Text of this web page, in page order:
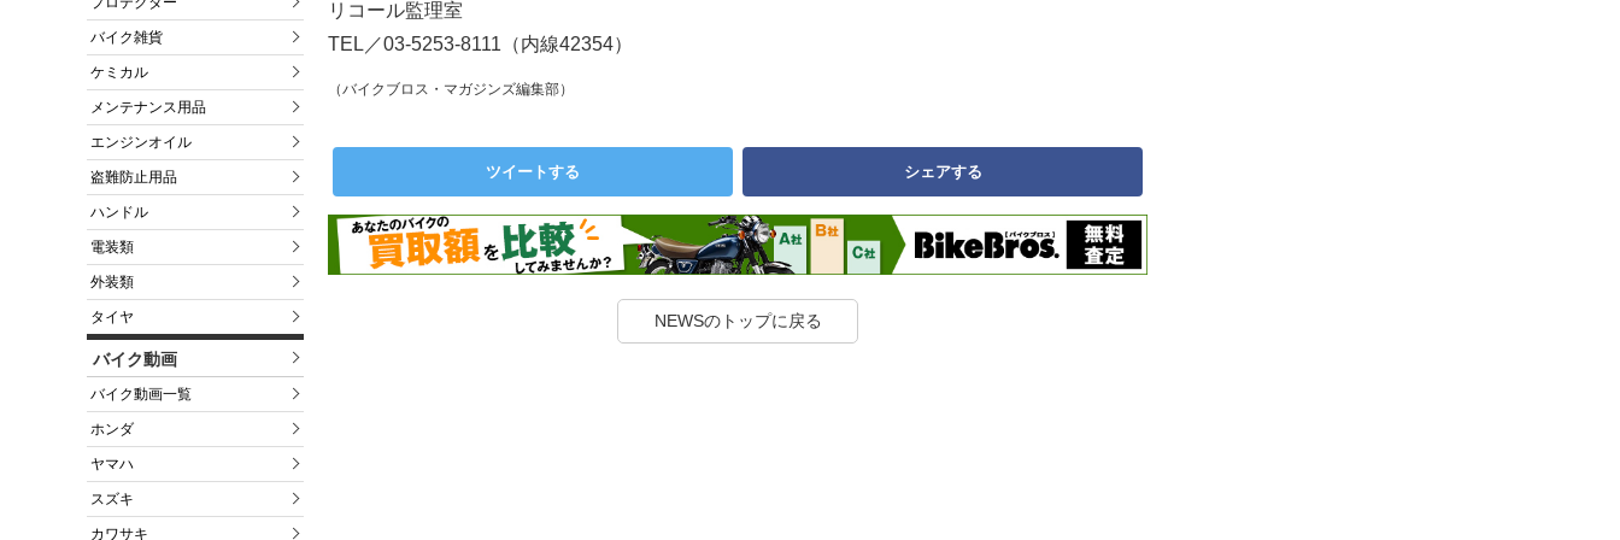
バイク雑貨
ケミカル
メンテナンス用品
エンジンオイル
盗難防止用品
ハンドル
電装類
外装類
タイヤ
バイク動画
バイク動画一覧
ホンダ
ヤマハ
スズキ
カワサキ
リコール監理室
TEL／03-5253-8111（内線42354）
（バイクブロス・マガジンズ編集部）
ツイートする シェアする
NEWSのトップに戻る